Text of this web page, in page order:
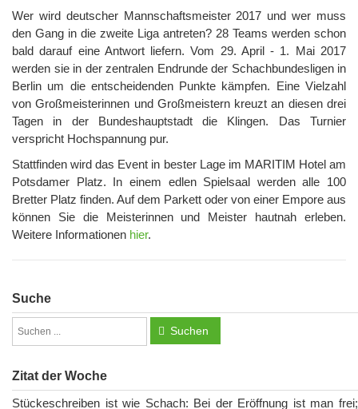
Wer wird deutscher Mannschaftsmeister 2017 und wer muss
den Gang in die zweite Liga antreten? 28 Teams werden schon
bald darauf eine Antwort liefern. Vom 29. April - 1. Mai 2017
werden sie in der zentralen Endrunde der Schachbundesligen in
Berlin um die entscheidenden Punkte kämpfen. Eine Vielzahl
von Großmeisterinnen und Großmeistern kreuzt an diesen drei
Tagen in der Bundeshauptstadt die Klingen. Das Turnier
verspricht Hochspannung pur.
Stattfinden wird das Event in bester Lage im MARITIM Hotel am
Potsdamer Platz. In einem edlen Spielsaal werden alle 100
Bretter Platz finden. Auf dem Parkett oder von einer Empore aus
können Sie die Meisterinnen und Meister hautnah erleben.
Weitere Informationen hier.
Suche
Suchen
Zitat der Woche
Stückeschreiben ist wie Schach: Bei der Eröffnung ist man frei;